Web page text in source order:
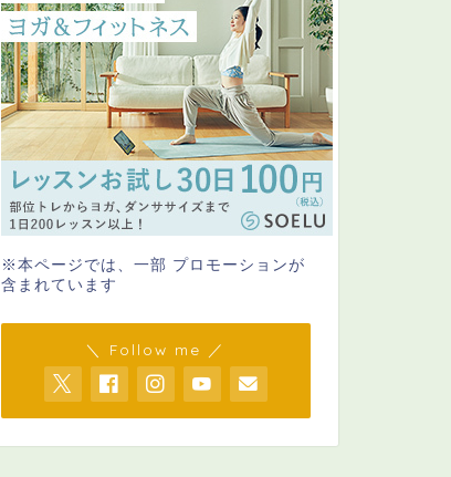
※本ページでは、一部 プロモーションが
含まれています
＼ Follow me ／